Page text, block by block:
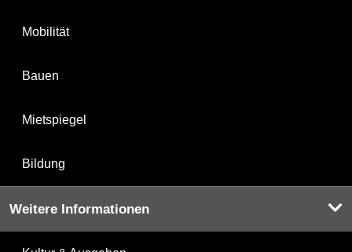
Mobilität
Bauen
Mietspiegel
Bildung
Weitere Informationen